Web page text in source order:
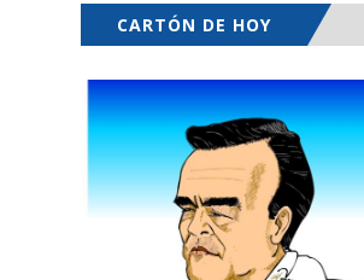
CARTÓN DE HOY